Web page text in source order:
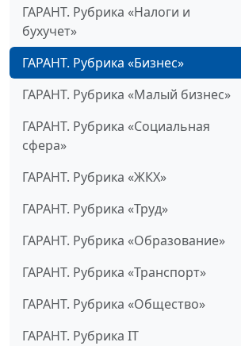
ГАРАНТ. Рубрика «Налоги и
бухучет»
ГАРАНТ. Рубрика «Бизнес»
ГАРАНТ. Рубрика «Малый бизнес»
ГАРАНТ. Рубрика «Социальная
сфера»
ГАРАНТ. Рубрика «ЖКХ»
ГАРАНТ. Рубрика «Труд»
ГАРАНТ. Рубрика «Образование»
ГАРАНТ. Рубрика «Транспорт»
ГАРАНТ. Рубрика «Общество»
ГАРАНТ. Рубрика IT